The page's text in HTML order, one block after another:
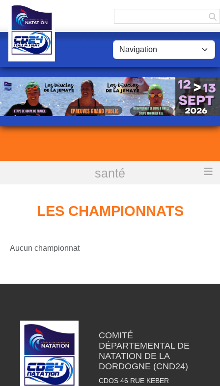
santé
Les championnats
LES CHAMPIONNATS
Aucun championnat
COMITÉ
DÉPARTEMENTAL DE
NATATION DE LA
DORDOGNE (CND24)
CDOS 46 RUE KEBER
Panneau de gestion des cookies